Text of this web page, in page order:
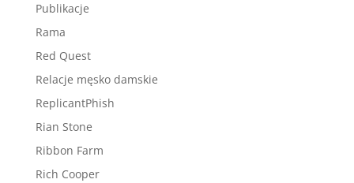
Publikacje
Rama
Red Quest
Relacje męsko damskie
ReplicantPhish
Rian Stone
Ribbon Farm
Rich Cooper